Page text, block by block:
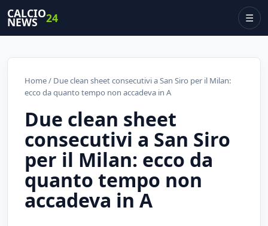
CALCIO
NEWS 24 ☰
Home/ Due clean sheet consecutivi a San Siro per il Milan:
ecco da quanto tempo non accadeva in A
Due clean sheet
consecutivi a San Siro
per il Milan: ecco da
quanto tempo non
accadeva in A